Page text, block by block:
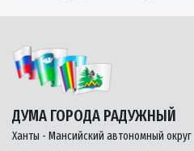
ДУМА ГОРОДА РАДУЖНЫЙ
Ханты - Мансийский автономный